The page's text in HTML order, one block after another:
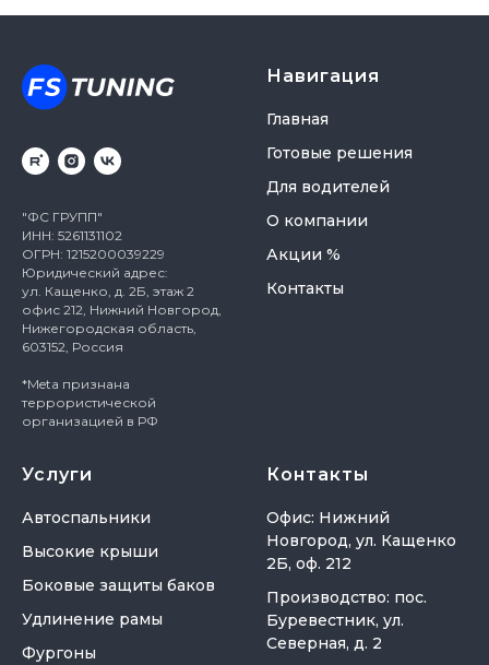
"ФС ГРУПП"
ИНН: 5261131102
ОГРН: 1215200039229
Юридический адрес:
ул. Кащенко, д. 2Б, этаж 2
офис 212, Нижний Новгород,
Нижегородская область,
603152, Россия
*Meta признана
террористической
организацией в РФ
Навигация
Главная
Готовые решения
Для водителей
О компании
Акции %
Контакты
Услуги
Автоспальники
Высокие крыши
Боковые защиты баков
Удлинение рамы
Фургоны
Контакты
Офис: Нижний
Новгород, ул. Кащенко
2Б, оф. 212
Производство: пос.
Буревестник, ул.
Северная, д. 2